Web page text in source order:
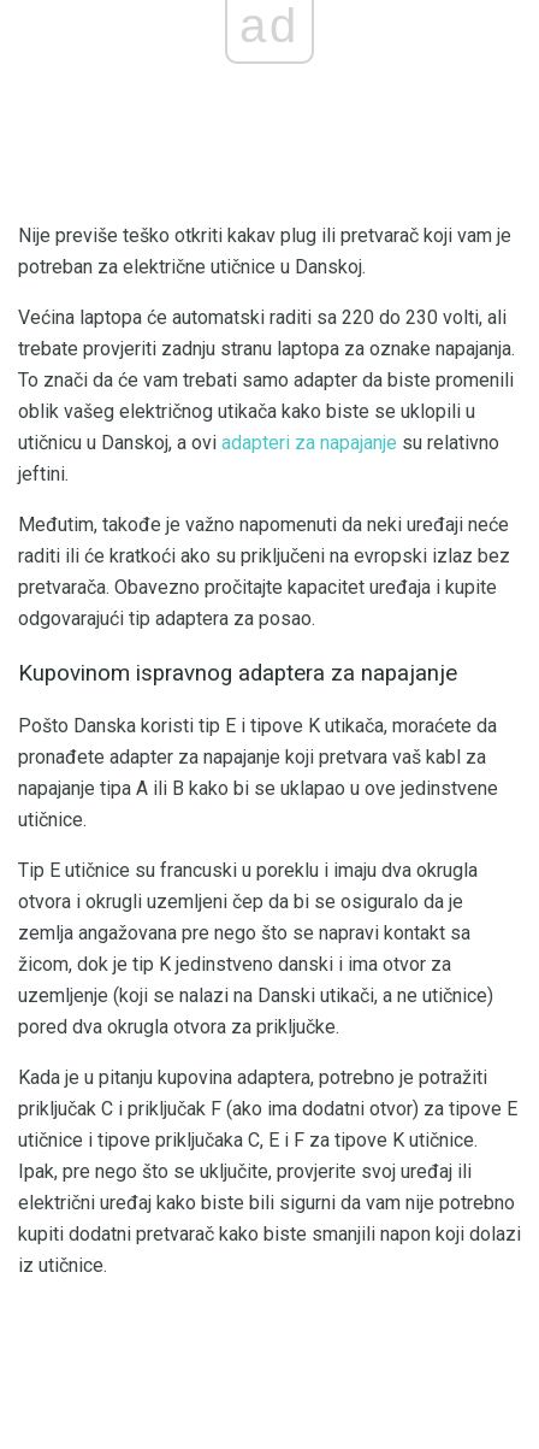
ad
Nije previše teško otkriti kakav plug ili pretvarač koji vam je
potreban za električne utičnice u Danskoj.
Većina laptopa će automatski raditi sa 220 do 230 volti, ali
trebate provjeriti zadnju stranu laptopa za oznake napajanja.
To znači da će vam trebati samo adapter da biste promenili
oblik vašeg električnog utikača kako biste se uklopili u
utičnicu u Danskoj, a ovi adapteri za napajanje su relativno
jeftini.
Međutim, takođe je važno napomenuti da neki uređaji neće
raditi ili će kratkoći ako su priključeni na evropski izlaz bez
pretvarača. Obavezno pročitajte kapacitet uređaja i kupite
odgovarajući tip adaptera za posao.
Kupovinom ispravnog adaptera za napajanje
Pošto Danska koristi tip E i tipove K utikača, moraćete da
pronađete adapter za napajanje koji pretvara vaš kabl za
napajanje tipa A ili B kako bi se uklapao u ove jedinstvene
utičnice.
Tip E utičnice su francuski u poreklu i imaju dva okrugla
otvora i okrugli uzemljeni čep da bi se osiguralo da je
zemlja angažovana pre nego što se napravi kontakt sa
žicom, dok je tip K jedinstveno danski i ima otvor za
uzemljenje (koji se nalazi na Danski utikači, a ne utičnice)
pored dva okrugla otvora za priključke.
Kada je u pitanju kupovina adaptera, potrebno je potražiti
priključak C i priključak F (ako ima dodatni otvor) za tipove E
utičnice i tipove priključaka C, E i F za tipove K utičnice.
Ipak, pre nego što se uključite, provjerite svoj uređaj ili
električni uređaj kako biste bili sigurni da vam nije potrebno
kupiti dodatni pretvarač kako biste smanjili napon koji dolazi
iz utičnice.